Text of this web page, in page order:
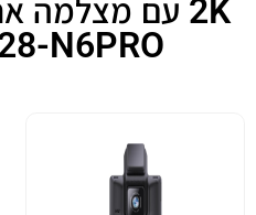
N6PRO